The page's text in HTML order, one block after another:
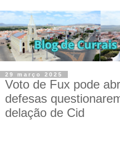
29 março 2025
Voto de Fux pode
defesas
delação de Cid